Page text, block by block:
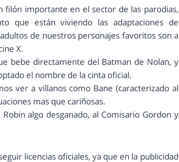
importante en el sector de las parodias,
que están viviendo las adaptaciones de
de nuestros personajes favoritos son a
X.
bebe directamente del Batman de Nolan, y
el nombre de la cinta oficial.
ver a villanos como Bane (caracterizado al
mas que cariñosas.
algo desganado, al Comisario Gordon y
licencias oficiales, ya que en la publicidad